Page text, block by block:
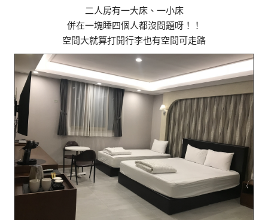
二人房有一大床、一小床
併在一塊睡四個人都沒問題呀！！
空間大就算打開行李也有空間可走路